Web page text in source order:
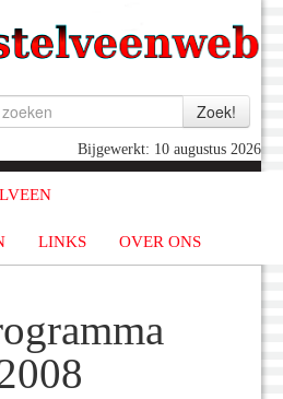
Bijgewerkt: 10 augustus 2026
LINKS OVER ONS